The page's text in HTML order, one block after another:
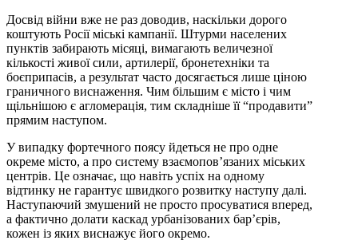
Досвід війни вже не раз доводив, наскільки дорого
коштують Росії міські кампанії. Штурми населених
пунктів забирають місяці, вимагають величезної
кількості живої сили, артилерії, бронетехніки та
боєприпасів, а результат часто досягається лише ціною
граничного виснаження. Чим більшим є місто і чим
щільнішою є агломерація, тим складніше її “продавити”
прямим наступом.
У випадку фортечного поясу йдеться не про одне
окреме місто, а про систему взаємопов’язаних міських
центрів. Це означає, що навіть успіх на одному
відтинку не гарантує швидкого розвитку наступу далі.
Наступаючий змушений не просто просуватися вперед,
а фактично долати каскад урбанізованих бар’єрів,
кожен із яких виснажує його окремо.